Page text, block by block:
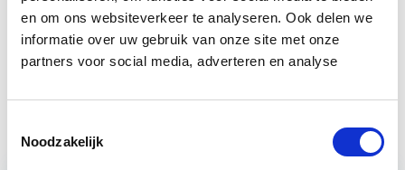
en om ons websiteverkeer te analyseren. Ook delen we
informatie over uw gebruik van onze site met onze
partners voor social media, adverteren en analyse
Noodzakelijk
Integraal Vastgoedinspecteur
(BOEI)
Start Direct
starten